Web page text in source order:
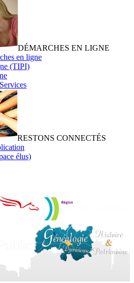
DÉMARCHES EN LIGNE
en ligne
(TIPI)
RESTONS CONNECTÉS
élus)